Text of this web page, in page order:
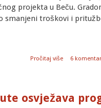
projekta u Beču.
smanjeni troškovi i
Pročitaj više o Grad
6
osvježava